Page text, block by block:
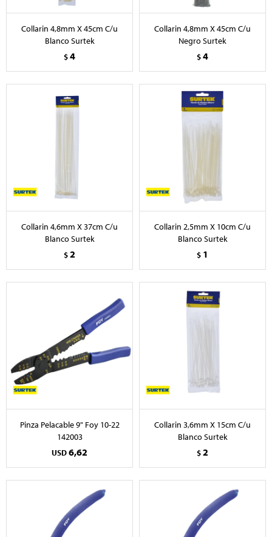
Collarin 4,8mm X 45cm C/u
Blanco Surtek
$4
Collarin 4,8mm X 45cm C/u
Negro Surtek
$4
Collarin 4,6mm X 37cm C/u
Blanco Surtek
$2
Collarin 2,5mm X 10cm C/u
Blanco Surtek
$ 1
Pinza Pelacable 9" Foy 10-22
142003
USD6,62
Collarin 3,6mm X 15cm C/u
Blanco Surtek
$2